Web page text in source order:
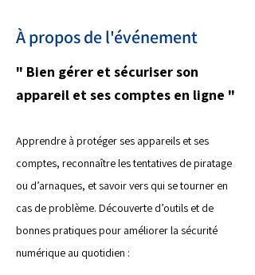
À propos de l'événement
" Bien gérer et sécuriser son
appareil et ses comptes en ligne "
Apprendre à protéger ses appareils et ses
comptes, reconnaître les tentatives de piratage
ou d’arnaques, et savoir vers qui se tourner en
cas de problème. Découverte d’outils et de
bonnes pratiques pour améliorer la sécurité
numérique au quotidien :